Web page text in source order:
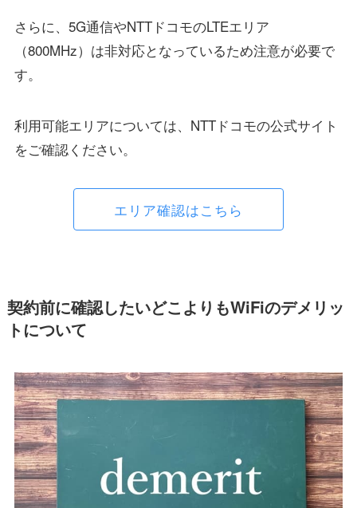
さらに、5G通信やNTTドコモのLTEエリア
（800MHz）は非対応となっているため注意が必要で
す。
利用可能エリアについては、NTTドコモの公式サイト
をご確認ください。
エリア確認はこちら
契約前に確認したいどこよりもWiFiのデメリッ
トについて